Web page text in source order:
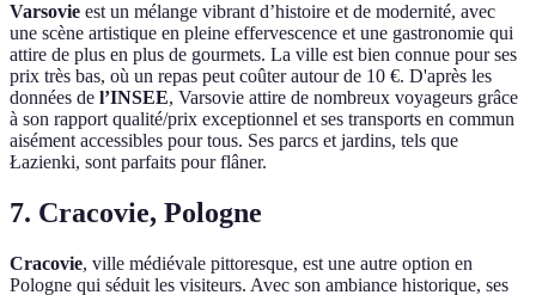
Varsovie est un mélange vibrant d’histoire et de modernité, avec
une scène artistique en pleine effervescence et une gastronomie qui
attire de plus en plus de gourmets. La ville est bien connue pour ses
prix très bas, où un repas peut coûter autour de 10 €. D'après les
données de l’INSEE, Varsovie attire de nombreux voyageurs grâce
à son rapport qualité/prix exceptionnel et ses transports en commun
aisément accessibles pour tous. Ses parcs et jardins, tels que
Łazienki, sont parfaits pour flâner.
7. Cracovie, Pologne
Cracovie, ville médiévale pittoresque, est une autre option en
Pologne qui séduit les visiteurs. Avec son ambiance historique, ses